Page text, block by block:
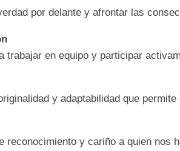
por delante y afrontar las
trabajar en equipo y participar
y adaptabilidad que permite
reconocimiento y cariño a quien nos